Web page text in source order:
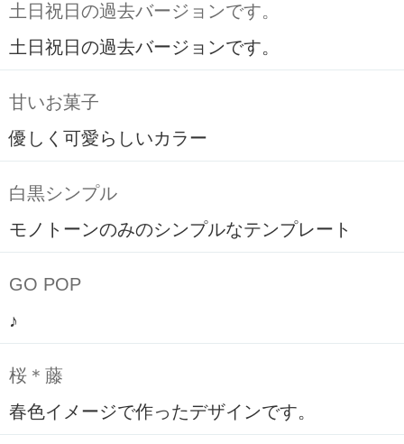
土日祝日の過去バージョンです。
土日祝日の過去バージョンです。
甘いお菓子
優しく可愛らしいカラー
白黒シンプル
モノトーンのみのシンプルなテンプレート
GO POP
♪
桜＊藤
春色イメージで作ったデザインです。